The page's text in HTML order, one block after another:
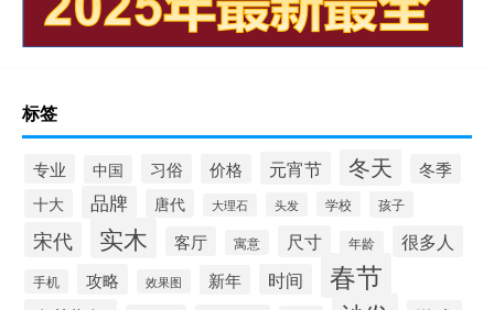
标签
专业 中国 习俗 价格 元宵节 冬天 冬季
十大 品牌 唐代 大理石 头发 学校 孩子
宋代 实木 客厅 寓意 尺寸 年龄 很多人
手机 攻略 效果图 新年 时间 春节